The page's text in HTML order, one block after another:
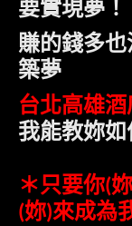
要實現夢！
賺的錢多
築夢
台北高雄
我能教妳
＊只要你(妳
(妳)來成為